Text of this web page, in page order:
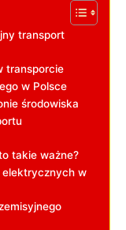
transport
transporcie
w Polsce
środowiska
takie ważne?
elektrycznych w